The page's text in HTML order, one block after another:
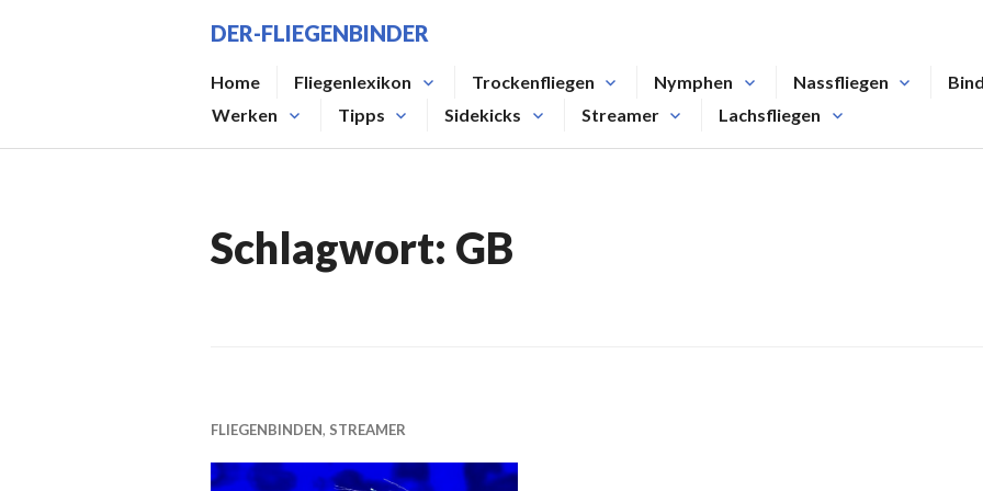
DER-FLIEGENBINDER
Home Fliegenlexikon Trockenfliegen Nymphen Nassfliegen
Werken
Tipps Sidekicks Streamer Lachsfliegen
Schlagwort: GB
FLIEGENBINDEN, STREAMER